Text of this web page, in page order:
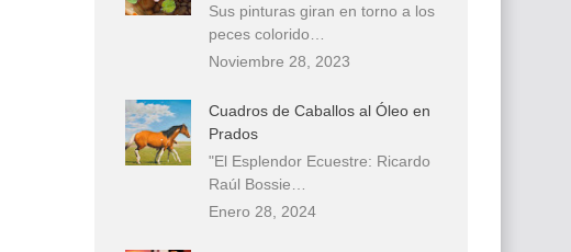
Sus pinturas giran en torno a los
peces colorido…
Noviembre 28, 2023
Cuadros de Caballos al Óleo en
Prados
"El Esplendor Ecuestre: Ricardo
Raúl Bossie…
Enero 28, 2024